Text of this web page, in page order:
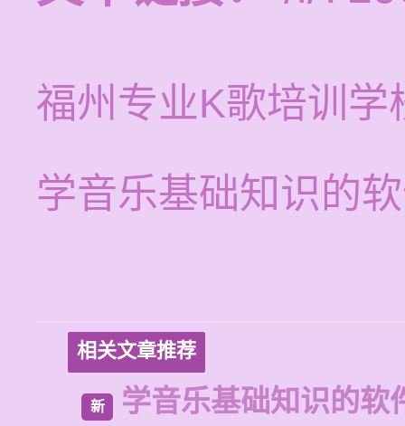
福州专业K歌培训学
学音乐基础知识的
相关文章推荐
新 学音乐基础知识的软